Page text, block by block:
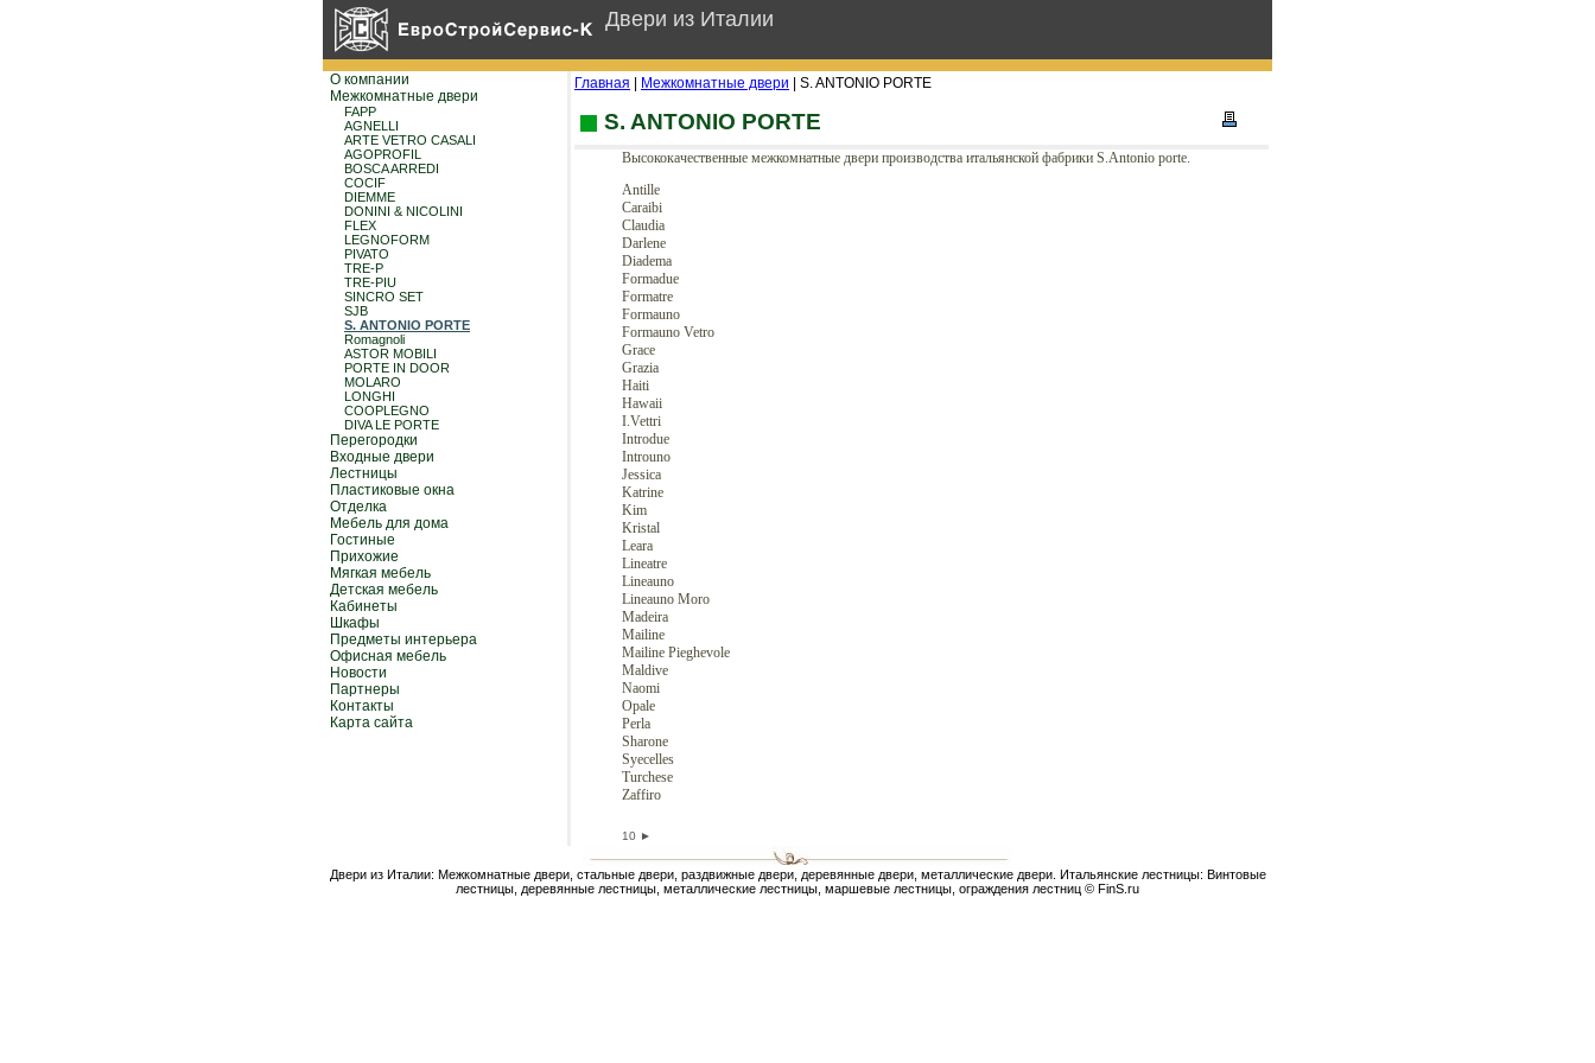
Двери из Италии
О компании
Межкомнатные двери
FAPP
AGNELLI
ARTE VETRO CASALI
AGOPROFIL
BOSCA ARREDI
COCIF
DIEMME
DONINI & NICOLINI
FLEX
LEGNOFORM
PIVATO
TRE-P
TRE-PIU
SINCRO SET
SJB
S. ANTONIO PORTE
Romagnoli
ASTOR MOBILI
PORTE IN DOOR
MOLARO
LONGHI
COOPLEGNO
DIVA LE PORTE
Перегородки
Входные двери
Лестницы
Пластиковые окна
Отделка
Мебель для дома
Гостиные
Прихожие
Мягкая мебель
Детская мебель
Кабинеты
Шкафы
Предметы интерьера
Офисная мебель
Новости
Партнеры
Контакты
Карта сайта
Главная Межкомнатные двери | S. ANTONIO PORTE
S. ANTONIO PORTE
Высококачественные межкомнатные двери производства итальянской фабрики S.Antonio porte.
Antille
Caraibi
Claudia
Darlene
Diadema
Formadue
Formatre
Formauno
Formauno Vetro
Grace
Grazia
Haiti
Hawaii
I.Vettri
Introdue
Introuno
Jessica
Katrine
Kim
Kristal
Leara
Lineatre
Lineauno
Lineauno Moro
Madeira
Mailine
Mailine Pieghevole
Maldive
Naomi
Opale
Perla
Sharone
Syecelles
Turchese
Zaffiro
10 ►
Двери из Италии: Межкомнатные двери, стальные двери, раздвижные двери, деревянные двери, металлические двери. Итальянские лестницы: Винтовые
лестницы, деревянные лестницы, металлические лестницы, маршевые лестницы, ограждения лестниц © FinS.ru